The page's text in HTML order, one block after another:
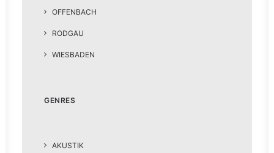
OFFENBACH
RODGAU
WIESBADEN
GENRES
AKUSTIK